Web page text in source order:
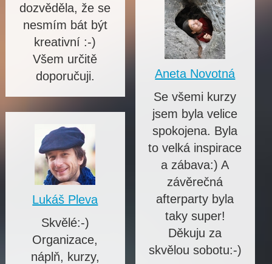
dozvěděla, že se
nesmím bát být
kreativní :-)
Všem určitě
doporučuji.
Aneta Novotná
Se všemi kurzy
jsem byla velice
spokojena. Byla
to velká inspirace
a zábava:) A
závěrečná
afterparty byla
taky super!
Děkuju za
skvělou sobotu:-)
Lukáš Pleva
Skvělé:-)
Organizace,
náplň, kurzy,